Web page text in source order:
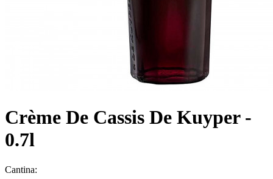
Crème De Cassis De Kuyper -
0.7l
Cantina: